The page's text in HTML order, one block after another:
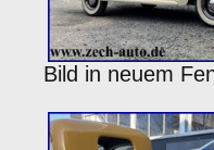
Bild in neuem